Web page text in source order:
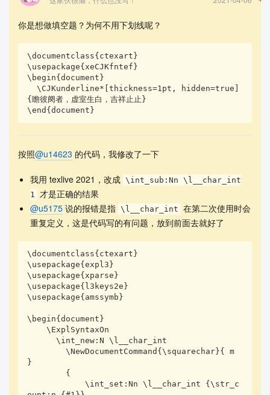
你是想做填空题？为何不用下划线呢？
\documentclass{ctexart}
\usepackage{xeCJKfntef}
\begin{document}
  \CJKunderline*[thickness=1pt, hidden=true]
{瞻彼阕者，虚室生白，吉祥止止}
\end{document}
按照@u14623 的代码，我修改了一下
我用 texlive 2021，改成 \int_sub:Nn \l__char_int
1 才是正确的结果
@u5175说的报错是指 \l__char_int 在第二次使用时会
重复定义，这是代码写的有问题，放到前面去就好了
\documentclass{ctexart}
\usepackage{expl3}
\usepackage{xparse}
\usepackage{l3keys2e}
\usepackage{amssymb}
\begin{document}
    \ExplSyntaxOn
      \int_new:N \l__char_int
        \NewDocumentCommand{\squarechar}{ m
}
            \int_set:Nn \l__char_int {\str_c